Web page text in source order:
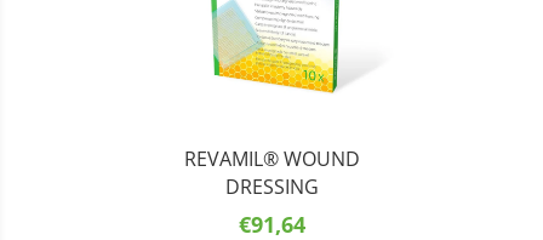
REVAMIL® WOUND
DRESSING
€91,64